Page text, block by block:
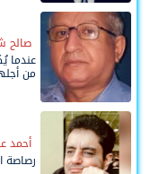
صالح
عندما
من
أحمد
رصاصة